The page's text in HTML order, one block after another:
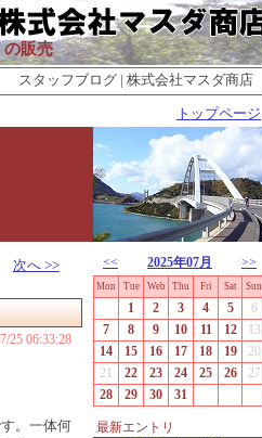
販売
スタッフブログ | 株式会社マスダ商店
トップページ
次へ >>
25 06:33:28
。一体何
<< 2025年07月 >>
Mon Tue Web Thu Fri Sat Sun
1 2 3 4 5
6
7
8 9 10 11 12
13
14
15 16 17 18 19
20
21
22 23 24 25 26
27
28
29 30 31
最新エントリ